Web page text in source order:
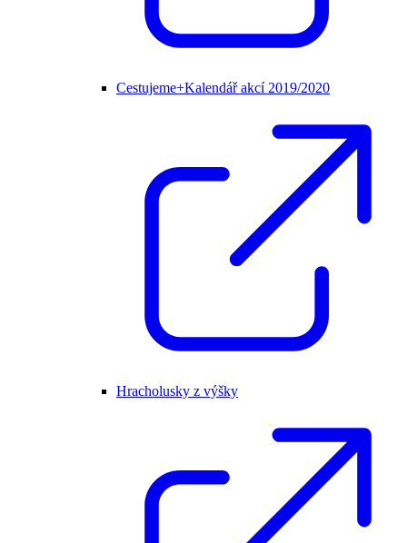
Cestujeme+Kalendář akcí 2019/2020
Hracholusky z výšky